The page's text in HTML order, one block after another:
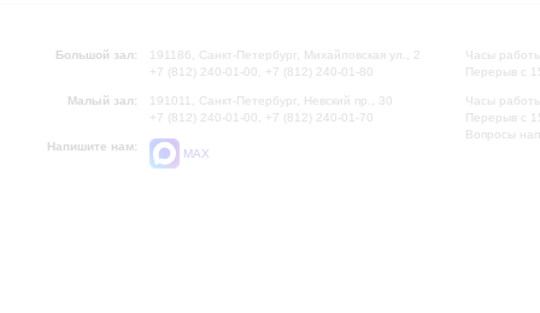
Большой зал:
191186, Санкт-Петербург, Михайловская ул., 2
+7 (812) 240-01-00, +7 (812) 240-01-80
Малый зал:
191011, Санкт-Петербург, Невский пр., 30
+7 (812) 240-01-00, +7 (812) 240-01-70
Напишите нам:
MAX
Часы
Перерыв с
Часы
Перерыв с
Вопросы